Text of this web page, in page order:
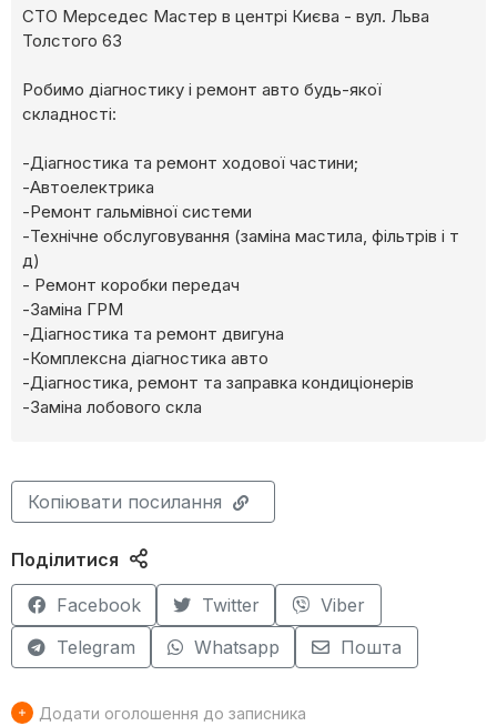
СТО Мерседес Мастер в центрі Києва - вул. Льва
Толстого 63
Робимо діагностику і ремонт авто будь-якої
складності:
-Діагностика та ремонт ходової частини;
-Автоелектрика
-Ремонт гальмівної системи
-Технічне обслуговування (заміна мастила, фільтрів і т
д)
- Ремонт коробки передач
-Заміна ГРМ
-Діагностика та ремонт двигуна
-Комплексна діагностика авто
-Діагностика, ремонт та заправка кондиціонерів
-Заміна лобового скла
Копіювати посилання
Поділитися
Facebook Twitter
Viber
Telegram
Whatsapp Пошта
Додати оголошення до записника